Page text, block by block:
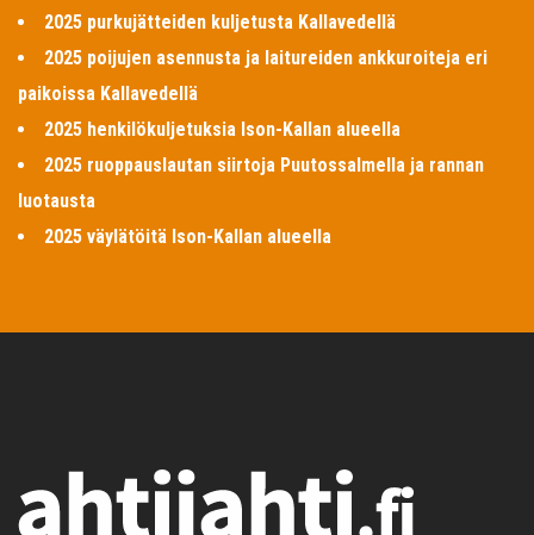
2025 purkujätteiden kuljetusta Kallavedellä
2025 poijujen asennusta ja laitureiden ankkuroiteja eri
paikoissa Kallavedellä
2025 henkilökuljetuksia Ison-Kallan alueella
2025 ruoppauslautan siirtoja Puutossalmella ja rannan
luotausta
2025 väylätöitä Ison-Kallan alueella